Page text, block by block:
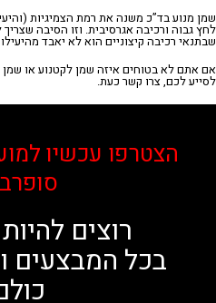
שמן מנוע בד”כ משנה את רמת הצמיגיות
לחץ גבוה ורכיבה אגרסיבית. וזו הסיבה
שבתנאי רכיבה קיצוניים הוא לא יאבד
אם אתם לא בטוחים איזה שמן לקטנוע או שמן
לסייע לכם, צרו קשר כעת.
הצטרפו עכשיו
רוצים
בכל המבצעים